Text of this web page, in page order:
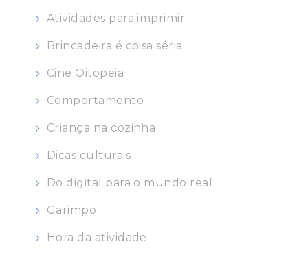
Atividades para imprimir
Brincadeira é coisa séria
Cine Oitopeia
Comportamento
Criança na cozinha
Dicas culturais
Do digital para o mundo real
Garimpo
Hora da atividade